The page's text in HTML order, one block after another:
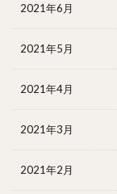
2021年6月
2021年5月
2021年4月
2021年3月
2021年2月